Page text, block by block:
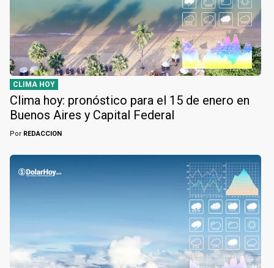
CLIMA HOY
Clima hoy: pronóstico para el 15 de enero en
Buenos Aires y Capital Federal
Por REDACCION